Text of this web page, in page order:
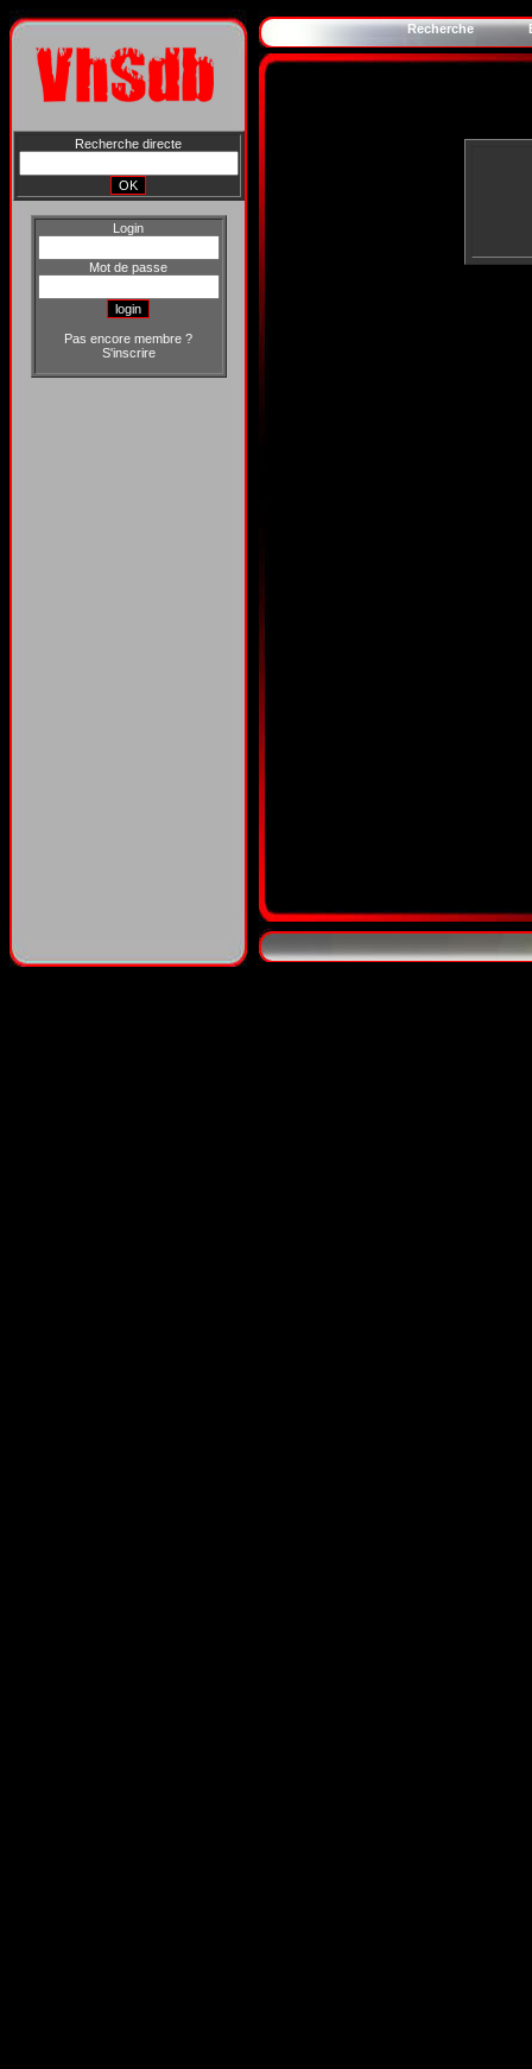
Recherche directe
Login
Mot de passe
Pas encore membre ?
S'inscrire
Recherche